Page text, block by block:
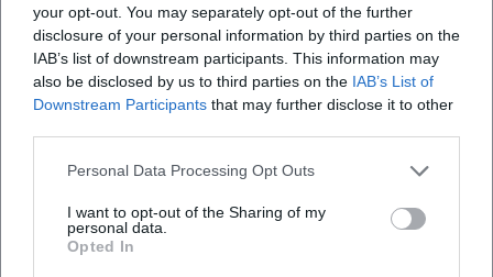
your opt-out. You may separately opt-out of the further
disclosure of your personal information by third parties on the
IAB’s list of downstream participants. This information may
also be disclosed by us to third parties on the IAB’s List of
Downstream Participants that may further disclose it to other
Personal Data Processing Opt Outs
I want to opt-out of the Sharing of my
personal data.
Opted In
vermeintlich kleinen Mitteln die großen Fragen des Alltags
komödiantisch verdichtet.
In der Geschichte des deutschsprachigen Kabaretts gehört
Millers Ansatz in die Linie radikal reduzierter Formen:
Konzentration auf Sprache, Haltung, Sprechmusik. Er
erweitert diese Tradition um eine „Ästhetik des Stockens“,
die den Moment zwischen Aussage und Einsicht zum
Aktuelle Projekte 2024–2026: Die Tour-Ära „Wenn nicht
wann dann jetzt“